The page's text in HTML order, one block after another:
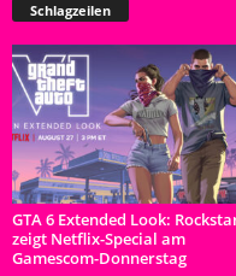
Schlagzeilen
GTA 6 Extended Look:
zeigt Netflix-Special am
Gamescom-Donnerstag